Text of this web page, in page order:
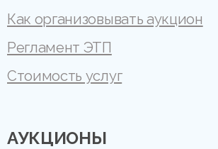
Как организовывать аукцион
Регламент ЭТП
Стоимость услуг
АУКЦИОНЫ